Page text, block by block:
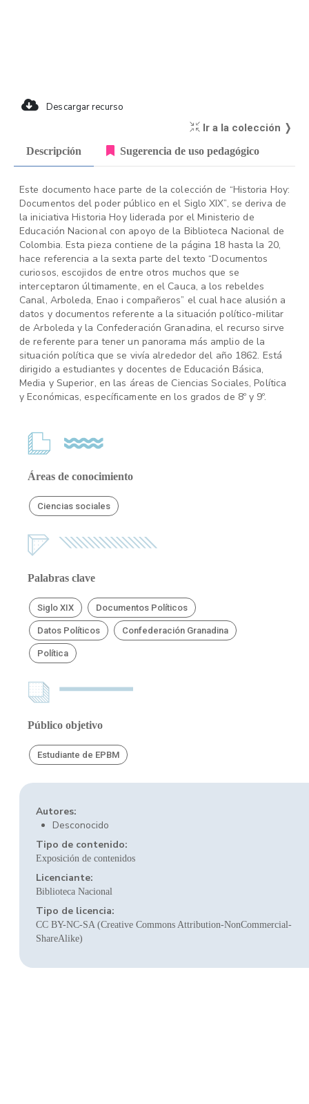
Descargar recurso
Ir a la colección ❭
Descripción Sugerencia de uso pedagógico
Este documento hace parte de la colección de “Historia Hoy:
Documentos del poder público en el Siglo XIX”, se deriva de
la iniciativa Historia Hoy liderada por el Ministerio de
Educación Nacional con apoyo de la Biblioteca Nacional de
Colombia. Esta pieza contiene de la página 18 hasta la 20,
hace referencia a la sexta parte del texto “Documentos
curiosos, escojidos de entre otros muchos que se
interceptaron últimamente, en el Cauca, a los rebeldes
Canal, Arboleda, Enao i compañeros” el cual hace alusión a
datos y documentos referente a la situación político-militar
de Arboleda y la Confederación Granadina, el recurso sirve
de referente para tener un panorama más amplio de la
situación política que se vivía alrededor del año 1862. Está
dirigido a estudiantes y docentes de Educación Básica,
Media y Superior, en las áreas de Ciencias Sociales, Política
y Económicas, específicamente en los grados de 8º y 9º.
Áreas de conocimiento
Ciencias sociales
Palabras clave
Siglo XIX Documentos Políticos
Datos Políticos Confederación Granadina
Política
Público objetivo
Estudiante de EPBM
Autores:
Desconocido
Tipo de contenido:
Exposición de contenidos
Licenciante:
Biblioteca Nacional
Tipo de licencia:
CC BY-NC-SA (Creative Commons Attribution-NonCommercial-
ShareAlike)